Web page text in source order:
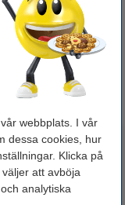
webbplats. I vår
dessa cookies, hur
Klicka på
att avböja
analytiska
originalprodukten!